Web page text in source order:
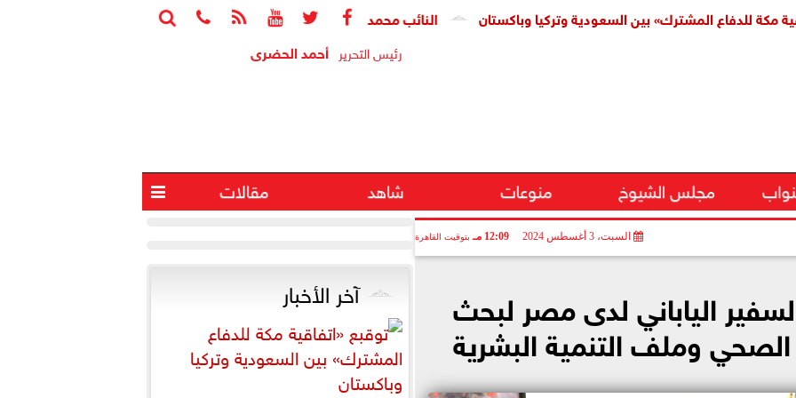






النائب محمد فؤاد يسأل الحكومة حول اتفاق حقل كرونوس المشترك» بين السعودية وتركيا وباكستان
رئيس التحرير أحمد الحضرى
مجلس الشيوخ منوعات شاهد مقالات 
السبت، 3 أغسطس 2024 12:09 مـ بتوقيت القاهرة
الياباني لدى مصر لبحث
وملف التنمية البشرية
آخر الأخبار